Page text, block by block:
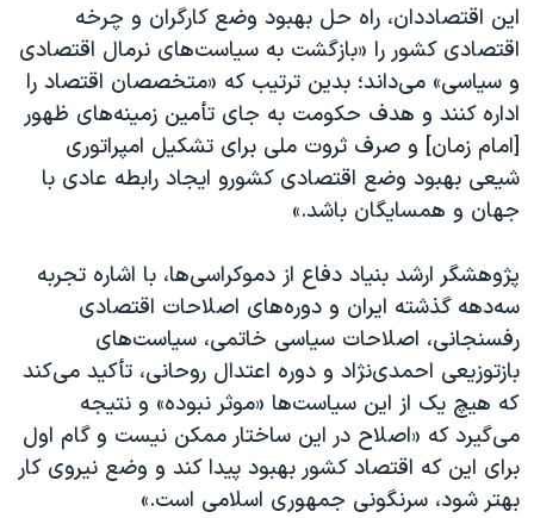
این اقتصاددان، راه حل بهبود وضع کارگران و چرخه
اقتصادی کشور را «بازگشت به سیاست‌های نرمال اقتصادی
و سیاسی» می‌داند؛ بدین ترتیب که «متخصصان اقتصاد را
اداره کنند و هدف حکومت به جای تأمین زمینه‌های ظهور
[امام زمان] و صرف ثروت ملی برای تشکیل امپراتوری
شیعی بهبود وضع اقتصادی کشورو ایجاد رابطه عادی با
جهان و همسایگان باشد.»
پژوهشگر ارشد بنیاد دفاع از دموکراسی‌ها، با اشاره تجربه
سه‌دهه گذشته ایران و دوره‌های اصلاحات اقتصادی
رفسنجانی، اصلاحات سیاسی خاتمی، سیاست‌های
بازتوزیعی احمدی‌نژاد و دوره اعتدال روحانی، تأکید می‌کند
که هیچ یک از این سیاست‌ها «موثر نبوده» و نتیجه
می‌گیرد که «اصلاح در این ساختار ممکن نیست و گام اول
برای این که اقتصاد کشور بهبود پیدا کند و وضع نیروی کار
بهتر شود،‌ سرنگونی جمهوری اسلامی است.»